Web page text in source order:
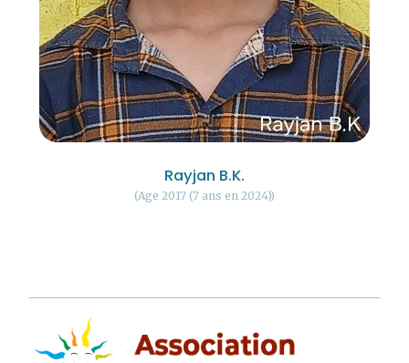
Rayjan B.K.
Age 2017 (7 ans en 2024)